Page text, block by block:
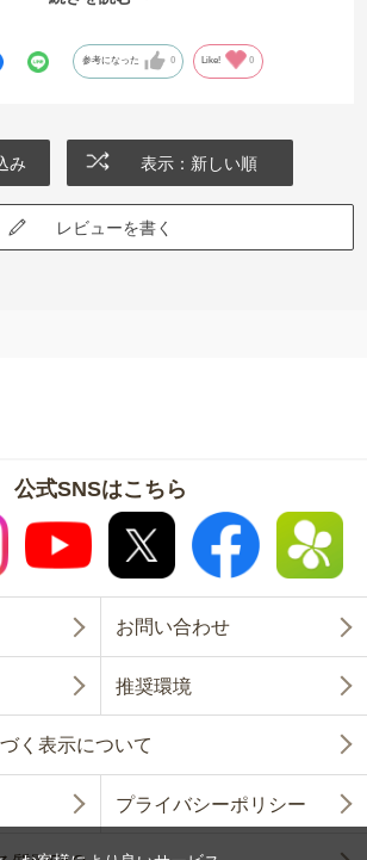
（本当は保存して秋にまけば良かっ
下が激しすぎたのか、発芽したのは
くり育っています。
いらしいので、花が咲いてくれるの
れたら良しです！初夏の切り花で
参考になった 0 Like! 0
み 表示：新しい順
レビューを書く
公式SNSはこちら
お問い合わせ
推奨環境
く表示について
プライバシーポリシー